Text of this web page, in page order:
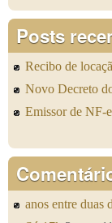
Posts
Recibo de
Novo Decreto
Emissor de NF-
anos entre duas